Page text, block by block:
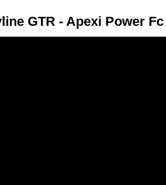
GTR - Apexi Power Fc